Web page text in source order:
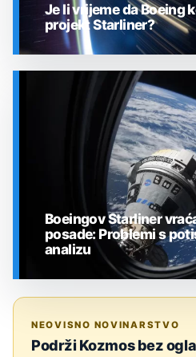
Je li vrijeme da Boeing
projekt Starliner?
Boeingov Starliner
posade: Problemi s
analizu
NEOVISNO NOVINARSTVO
Podrži Kozmos bez